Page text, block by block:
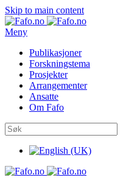
Skip to main content
Meny
Publikasjoner
Forskningstema
Prosjekter
Arrangementer
Ansatte
Om Fafo